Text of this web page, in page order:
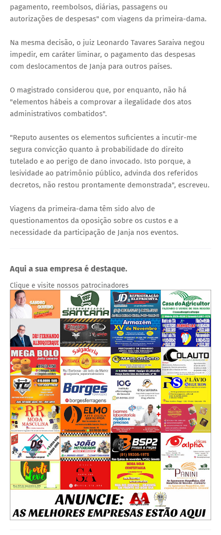
pagamento, reembolsos, diárias, passagens ou
autorizações de despesas" com viagens da primeira-dama.
Na mesma decisão, o juiz Leonardo Tavares Saraiva negou
impedir, em caráter liminar, o pagamento das despesas
com deslocamentos de Janja para outros países.
O magistrado considerou que, por enquanto, não há
"elementos hábeis a comprovar a ilegalidade dos atos
administrativos combatidos".
"Reputo ausentes os elementos suficientes a incutir-me
segura convicção quanto à probabilidade do direito
tutelado e ao perigo de dano invocado. Isto porque, a
lesividade ao patrimônio público, advinda dos referidos
decretos, não restou prontamente demonstrada", escreveu.
Viagens da primeira-dama têm sido alvo de
questionamentos da oposição sobre os custos e a
necessidade da participação de Janja nos eventos.
Aqui a sua empresa é destaque.
Clique e visite nossos patrocinadores